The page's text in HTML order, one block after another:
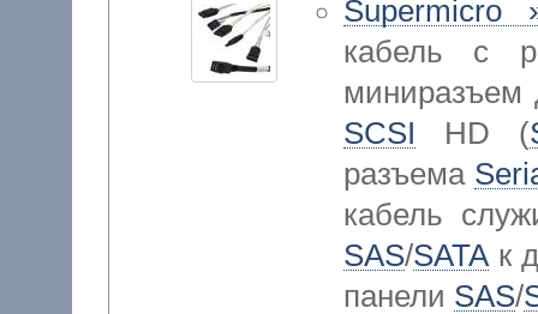
Supermicro
кабель с
миниразъем
SCSI HD (
разъема
кабель
SAS/SATAк
панели SAS/